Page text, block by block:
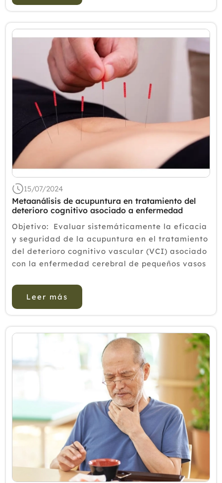
15/07/2024
Metaanálisis de acupuntura en tratamiento del
deterioro cognitivo asociado a enfermedad
Objetivo: Evaluar sistemáticamente la eficacia
y seguridad de la acupuntura en el tratamiento
del deterioro cognitivo vascular (VCI) asociado
con la enfermedad cerebral de pequeños vasos
para el tratamiento clínico co...
Leer más